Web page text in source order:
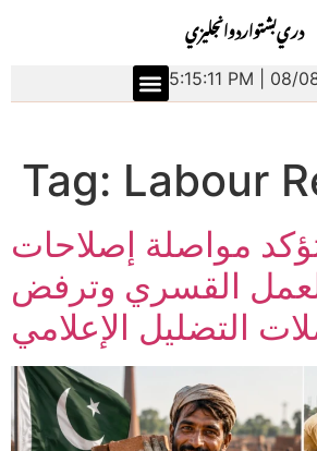
انجليزياردوبشتودري
5:15:12 PM | 08/
Tag: Labour
مواصلة إصلاحات
القسري وترفض
التضليل الإعلامي